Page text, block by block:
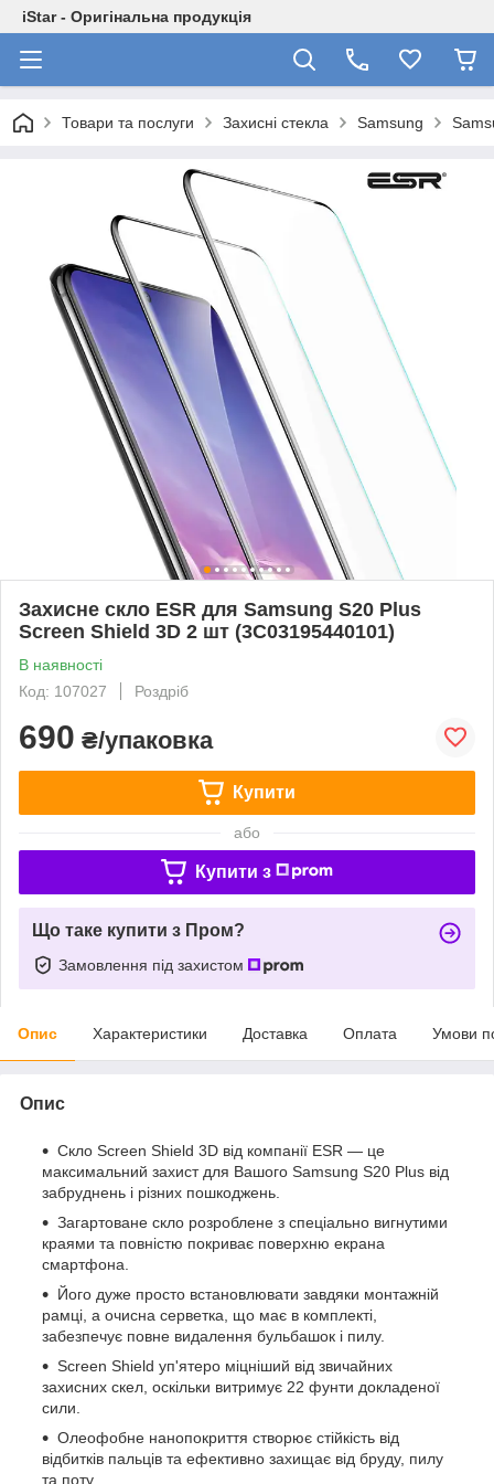
iStar - Оригінальна продукція
Товари та послуги Захисні стекла Samsung
Захисне скло ESR для Samsung S20 Plus
Screen Shield 3D 2 шт (3C03195440101)
В наявності
Код: 107027
Роздріб
690 ₴/упаковка
Купити
або
Купити з
Що таке купити з Пром?
Замовлення під захистом
Опис Характеристики Доставка Оплата Умови
Опис
Скло Screen Shield 3D від компанії ESR — це
максимальний захист для Вашого Samsung S20 Plus від
забруднень і різних пошкоджень.
Загартоване скло розроблене з спеціально вигнутими
краями та повністю покриває поверхню екрана
смартфона.
Його дуже просто встановлювати завдяки монтажній
рамці, а очисна серветка, що має в комплекті,
забезпечує повне видалення бульбашок і пилу.
Screen Shield уп'ятеро міцніший від звичайних
захисних скел, оскільки витримує 22 фунти докладеної
сили.
Олеофобне нанопокриття створює стійкість від
відбитків пальців та ефективно захищає від бруду, пилу
та поту.